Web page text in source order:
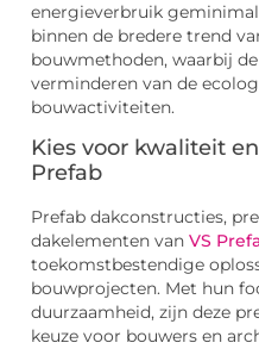
energieverbruik
binnen de bredere trend
bouwmethoden, waarbij
verminderen van de
bouwactiviteiten.
Kies voor kwaliteit
Prefab
Prefab dakconstructies,
dakelementen van VS
toekomstbestendige
bouwprojecten. Met hun
duurzaamheid, zijn deze
keuze voor bouwers en